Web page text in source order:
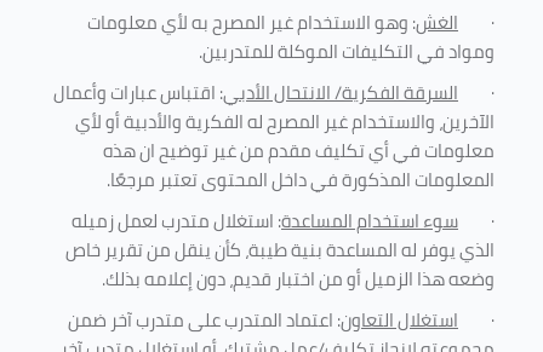
· الغش: وهو الاستخدام غير المصرح به لأي معلومات
ومواد في التكليفاتالموكلة للمتدربين.
· السرقة الفكرية/ الانتحال الأدبي: اقتباس عبارات وأعمال
الآخرين، والاستخدام غير المصرح له الفكرية والأدبية أو لأي
معلومات في أي تكليف مقدم من غير توضيح ان هذه
المعلومات المذكورة في داخل المحتوى تعتبر مرجعًا.
· سوء استخدام المساعدة: استغلال متدرب لعمل زميله
الذي يوفر له المساعدة بنية طيبة، كأن ينقل من تقرير خاص
وضعه هذا الزميل أو من اختبار قديم، دون إعلامه بذلك.
· استغلال التعاون: اعتماد المتدرب على متدرب آخر ضمن